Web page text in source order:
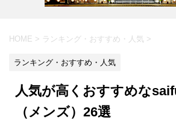
HOME > ランキング・おすすめ・人気 >
ランキング・おすすめ・人気
人気が高くおすすめな
（メンズ）26選